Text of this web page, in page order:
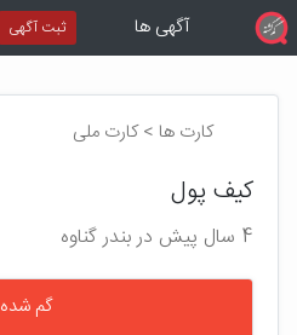
آگهی ها ثبت آگهی
کارت ها > کارت ملی
کیف پول
4 سال پیش در بندر گناوه
گم شده